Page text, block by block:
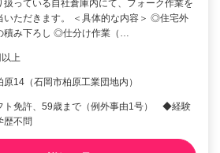
扱っている自社倉庫内にて、フォーク作業を
いただきます。 ＜具体的な内容＞ ◎住宅外
積み下ろし ◎仕分け作業（…
上
14（石岡市柏原工業団地内）
ト免許、59歳まで（例外事由1号） ◆経験
不問